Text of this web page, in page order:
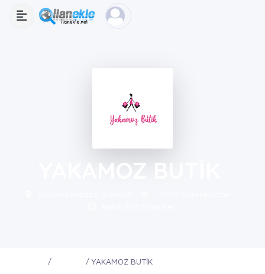
YAKAMOZ BUTİK
YAKAMOZ BUTİK